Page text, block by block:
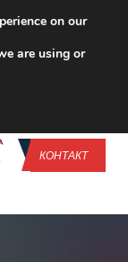
КОНТАКТ
on our
are using or